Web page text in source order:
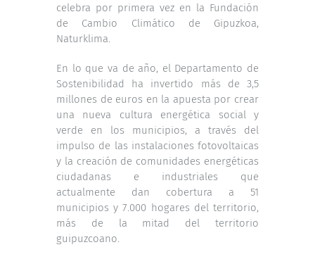
celebra por primera vez en la Fundación
de Cambio Climático de Gipuzkoa,
Naturklima.
En lo que va de año, el Departamento de
Sostenibilidad ha invertido más de 3,5
millones de euros en la apuesta por crear
una nueva cultura energética social y
verde en los municipios, a través del
impulso de las instalaciones fotovoltaicas
y la creación de comunidades energéticas
ciudadanas e industriales que
actualmente dan cobertura a 51
municipios y 7.000 hogares del territorio,
más de la mitad del territorio
guipuzcoano.